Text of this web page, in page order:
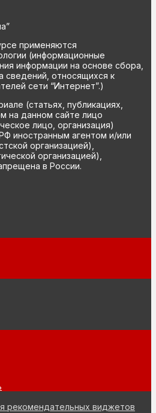
применяются
(информационные
информации на основе сбора,
сведений, относящихся к
сети “Интернет”.)
(статьях, публикациях,
на данном сайте лицо
лицо, организация)
иностранным агентом и/или
организацией),
организацией),
в России.
рекомендательных виджетов